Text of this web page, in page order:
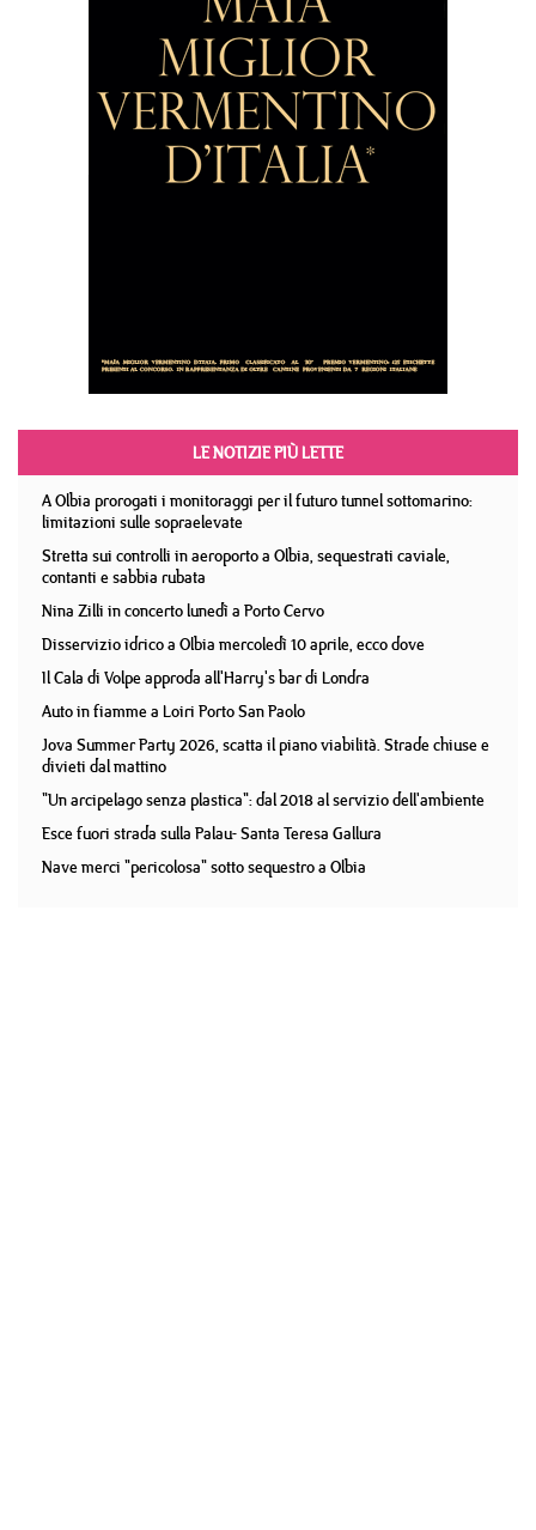
LE NOTIZIE PIÙ LETTE
A Olbia prorogati i monitoraggi per il futuro tunnel sottomarino:
limitazioni sulle sopraelevate
Stretta sui controlli in aeroporto a Olbia, sequestrati caviale,
contanti e sabbia rubata
Nina Zilli in concerto lunedì a Porto Cervo
Disservizio idrico a Olbia mercoledì 10 aprile, ecco dove
Il Cala di Volpe approda all'Harry's bar di Londra
Auto in fiamme a Loiri Porto San Paolo
Jova Summer Party 2026, scatta il piano viabilità. Strade chiuse e
divieti dal mattino
"Un arcipelago senza plastica": dal 2018 al servizio dell'ambiente
Esce fuori strada sulla Palau- Santa Teresa Gallura
Nave merci "pericolosa" sotto sequestro a Olbia